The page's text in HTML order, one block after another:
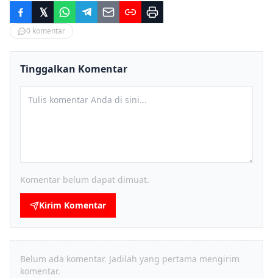
0 komentar
Tinggalkan Komentar
Komentar belum dapat dimuat.
Kirim Komentar
Belum ada komentar. Jadilah yang pertama mengirim
komentar.